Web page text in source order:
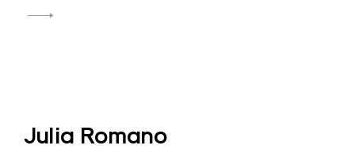
Julia Romano